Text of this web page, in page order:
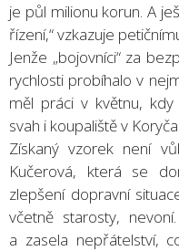
je půl milionu korun. A
řízení,“ vzkazuje
Jenže „bojovníci“ za
rychlosti probíhalo v
měl práci v květnu,
svah i koupaliště v
Získaný vzorek není
Kučerová, která se
zlepšení dopravní
včetně starosty,
a zasela nepřátelství,